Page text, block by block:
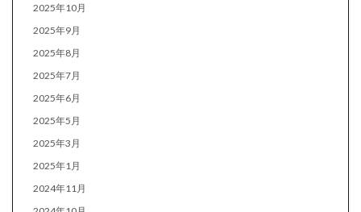
2025年10月
2025年9月
2025年8月
2025年7月
2025年6月
2025年5月
2025年3月
2025年1月
2024年11月